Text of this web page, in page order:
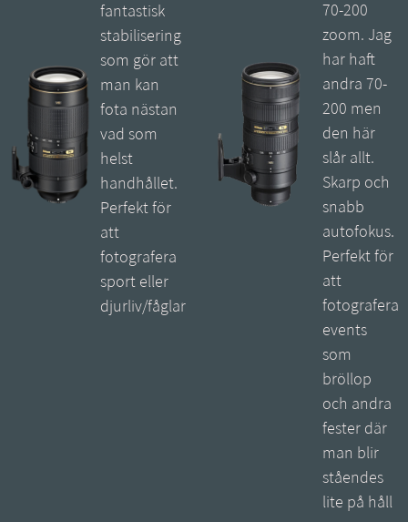
fantastisk
stabilisering
som gör att
man kan
fota nästan
vad som
helst
handhållet.
Perfekt för
att
fotografera
sport eller
djurliv/fåglar
70-200
zoom. Jag
har haft
andra 70-
200 men
den här
slår allt.
Skarp och
snabb
autofokus.
Perfekt för
att
fotografera
events
som
bröllop
och andra
fester där
man blir
ståendes
lite på håll